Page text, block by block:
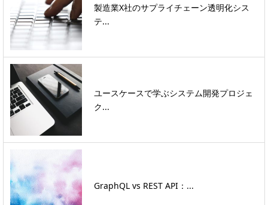
製造業X社のサプライチェーン透明化シス
テ...
ユースケースで学ぶシステム開発プロジェ
ク...
GraphQL vs REST API：...